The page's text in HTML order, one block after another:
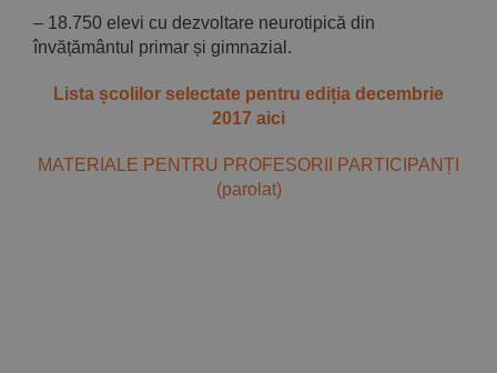
– 18.750 elevi cu dezvoltare neurotipică din
învățământul primar și gimnazial.
Lista școlilor selectate pentru ediția decembrie
2017 aici
MATERIALE PENTRU PROFESORII PARTICIPANȚI
(parolat)